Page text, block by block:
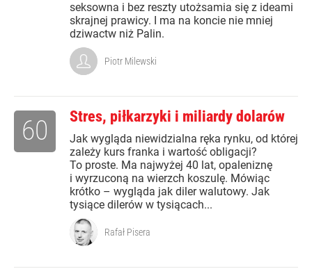
seksowna i bez reszty utożsamia się z ideami
skrajnej prawicy. I ma na koncie nie mniej
dziwactw niż Palin.
Piotr Milewski
Stres, piłkarzyki i miliardy dolarów
Jak wygląda niewidzialna ręka rynku, od której
zależy kurs franka i wartość obligacji?
To proste. Ma najwyżej 40 lat, opaleniznę
i wyrzuconą na wierzch koszulę. Mówiąc
krótko – wygląda jak diler walutowy. Jak
tysiące dilerów w tysiącach...
60
Rafał Pisera